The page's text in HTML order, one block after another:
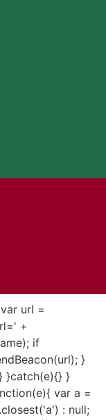
url =
+
if
}
}catch(e){} }
var a =
: null;